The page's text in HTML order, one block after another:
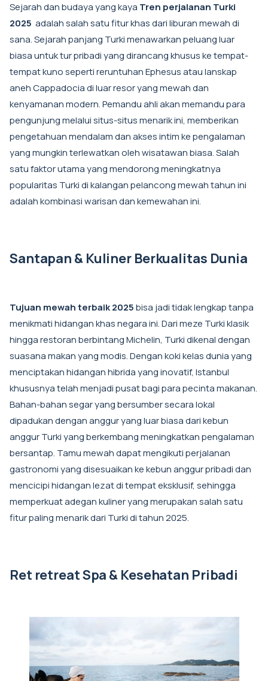
Sejarah dan budaya yang kaya Tren perjalanan Turki
2025 adalah salah satu fitur khas dari liburan mewah di
sana. Sejarah panjang Turki menawarkan peluang luar
biasa untuk tur pribadi yang dirancang khusus ke tempat-
tempat kuno seperti reruntuhan Ephesus atau lanskap
aneh Cappadocia di luar resor yang mewah dan
kenyamanan modern. Pemandu ahli akan memandu para
pengunjung melalui situs-situs menarik ini, memberikan
pengetahuan mendalam dan akses intim ke pengalaman
yang mungkin terlewatkan oleh wisatawan biasa. Salah
satu faktor utama yang mendorong meningkatnya
popularitas Turki di kalangan pelancong mewah tahun ini
adalah kombinasi warisan dan kemewahan ini.
Santapan & Kuliner Berkualitas Dunia
Tujuan mewah terbaik 2025bisa jadi tidak lengkap tanpa
menikmati hidangan khas negara ini. Dari meze Turki klasik
hingga restoran berbintang Michelin, Turki dikenal dengan
suasana makan yang modis. Dengan koki kelas dunia yang
menciptakan hidangan hibrida yang inovatif, Istanbul
khususnya telah menjadi pusat bagi para pecinta makanan.
Bahan-bahan segar yang bersumber secara lokal
dipadukan dengan anggur yang luar biasa dari kebun
anggur Turki yang berkembang meningkatkan pengalaman
bersantap. Tamu mewah dapat mengikuti perjalanan
gastronomi yang disesuaikan ke kebun anggur pribadi dan
mencicipi hidangan lezat di tempat eksklusif, sehingga
memperkuat adegan kuliner yang merupakan salah satu
fitur paling menarik dari Turki di tahun 2025.
Ret retreat Spa & Kesehatan Pribadi